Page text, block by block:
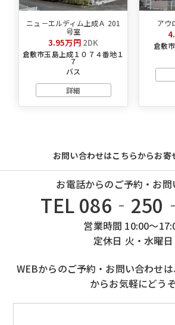
ニュ－エルディム上成Ａ 201
号室
3.95万円 2DK
倉敷市玉島上成１０７４番地１
７
バス
詳細
アウ
倉敷
お問い合わせはこちらからお寄
お電話からのご予約・お問
TEL
営業時間 10:00～
定休日 火・水曜日
WEBからのご予約・お問い合わせ
からお気軽にどう